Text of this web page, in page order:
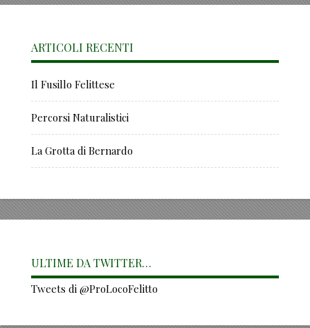
ARTICOLI RECENTI
Il Fusillo Felittese
Percorsi Naturalistici
La Grotta di Bernardo
ULTIME DA TWITTER…
Tweets di @ProLocoFelitto